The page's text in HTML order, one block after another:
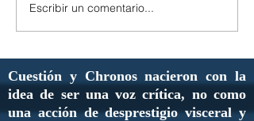
Escribir un comentario...
Cuestión y Chronos nacieron con la
idea de ser una voz crítica, no como
una acción de desprestigio visceral y